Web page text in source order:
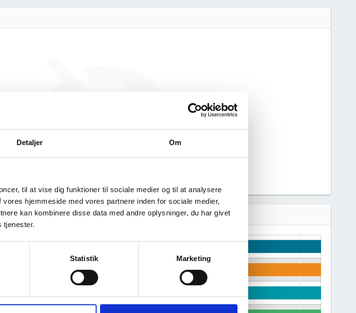
Detaljer Om
til at vise dig funktioner til sociale medier og til at analysere
hjemmeside med vores partnere inden for sociale medier,
kan kombinere disse data med andre oplysninger, du har givet
tjenester.
Statistik Marketing
beskæftigelse endnu. Vi kan derfor ikke
Toreby L